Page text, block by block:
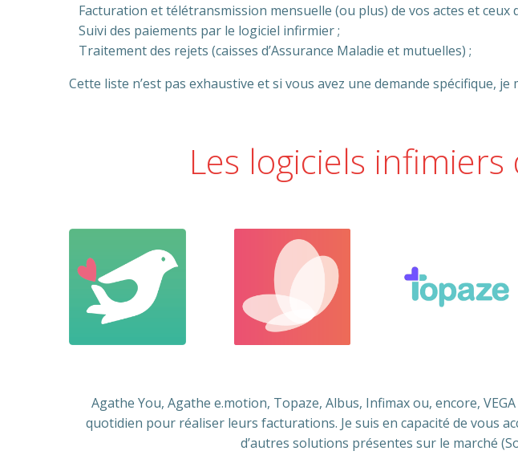
Facturation et télétransmission mensuelle (ou plus) de vos actes et ceux
Suivi des paiements par le logiciel infirmier ;
Traitement des rejets (caisses d’Assurance Maladie et mutuelles) ;
Cette liste n’est pas exhaustive et si vous avez une demande spécifique,
Les logiciels
Agathe You, Agathe e.motion, Topaze, Albus, Infimax ou, encore,
quotidien pour réaliser leurs facturations. Je suis en capacité de vous
d’autres solutions présentes sur le marché